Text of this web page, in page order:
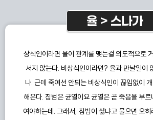
율 > 스나가
상식인이라면 율이 관계를 맺는걸 의도적으로
서지 않는다. 비상식인이라면? 율과 만날일이
나. 근데 죽여선 안되는 비상식인이 끊임없이
해온다. 침범은 균열이요 균열은 곧 죽음을 부
여야하는데. 그래서, 침범이 싫냐고 물으면 오